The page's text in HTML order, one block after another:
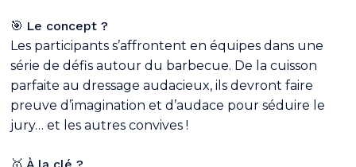
🎯 Le concept ?
Les participants s’affrontent en équipes dans une
série de défis autour du barbecue. De la cuisson
parfaite au dressage audacieux, ils devront faire
preuve d’imagination et d’audace pour séduire le
jury… et les autres convives !